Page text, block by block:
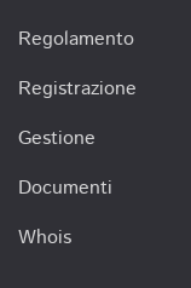
Regolamento
Registrazione
Gestione
Documenti
Whois